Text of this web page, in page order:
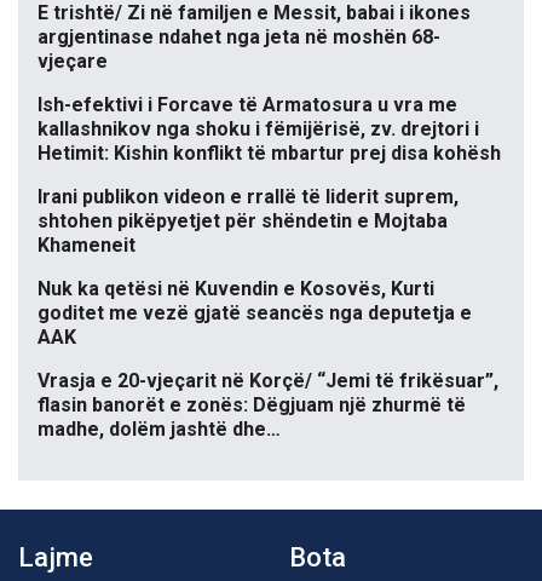
E trishtë/ Zi në familjen e Messit, babai i ikones
argjentinase ndahet nga jeta në moshën 68-
vjeçare
Ish-efektivi i Forcave të Armatosura u vra me
kallashnikov nga shoku i fëmijërisë, zv. drejtori i
Hetimit: Kishin konflikt të mbartur prej disa kohësh
Irani publikon videon e rrallë të liderit suprem,
shtohen pikëpyetjet për shëndetin e Mojtaba
Khameneit
Nuk ka qetësi në Kuvendin e Kosovës, Kurti
goditet me vezë gjatë seancës nga deputetja e
AAK
Vrasja e 20-vjeçarit në Korçë/ “Jemi të frikësuar”,
flasin banorët e zonës: Dëgjuam një zhurmë të
madhe, dolëm jashtë dhe…
Lajme Bota